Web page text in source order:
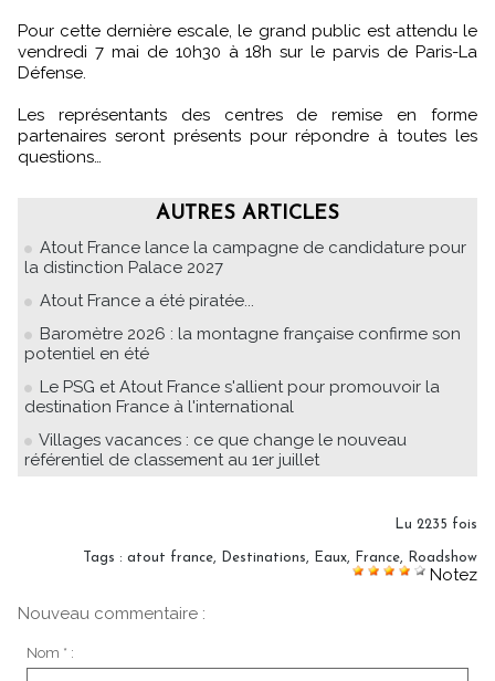
Pour cette dernière escale, le grand public est attendu le
vendredi 7 mai de 10h30 à 18h sur le parvis de Paris-La
Défense.
Les représentants des centres de remise en forme
partenaires seront présents pour répondre à toutes les
questions…
AUTRES ARTICLES
Atout France lance la campagne de candidature pour
la distinction Palace 2027
Atout France a été piratée...
Baromètre 2026 : la montagne française confirme son
potentiel en été
Le PSG et Atout France s'allient pour promouvoir la
destination France à l'international
Villages vacances : ce que change le nouveau
référentiel de classement au 1er juillet
Lu 2235 fois
Tags : atout france, Destinations, Eaux, France, Roadshow
Notez
Nouveau commentaire :
Nom * :